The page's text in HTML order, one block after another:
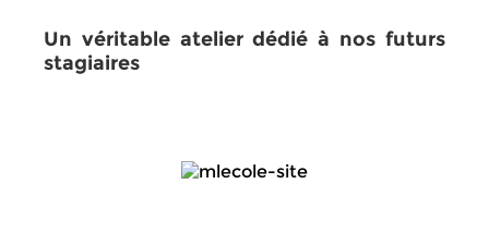
Un véritable atelier dédié à nos futurs
stagiaires